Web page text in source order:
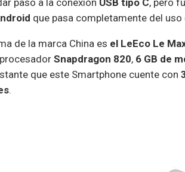
que pasa completamente del
de la marca China es el LeEco Le
Snapdragon 820, 6 GB de
que este Smartphone cuente con
.